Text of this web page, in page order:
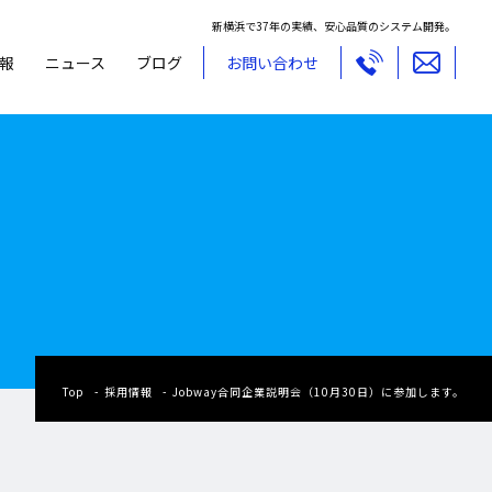
新横浜で37年の実績、安心品質のシステム開発。
ニュース ブログ お問い合わせ
Top 採用情報 Jobway合同企業説明会（10月30日）に参加します。